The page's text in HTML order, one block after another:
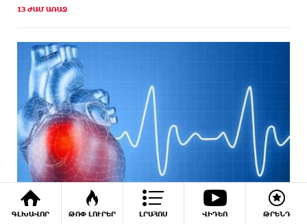
ԳԼԽԱՎՈՐ ԹՈՓ ԼՈՒՐԵՐ ԼՐԱՀՈՍ ՎԻԴԵՈ ԹՐԵՆԴ
13 ԺԱՄ ԱՌԱՋ